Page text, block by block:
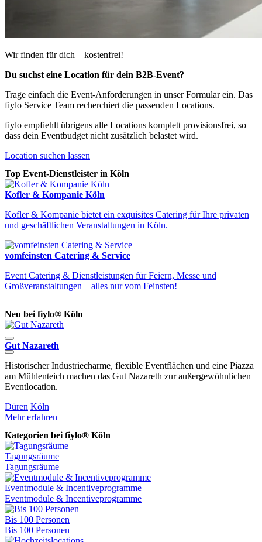
Wir finden für dich – kostenfrei!
Du suchst eine Location für dein B2B-Event?
Trage einfach die Event-Anforderungen in unser Formular ein. Das
fiylo Service Team recherchiert die passenden Locations.
fiylo empfiehlt übrigens alle Locations komplett provisionsfrei, so
dass dein Eventbudget nicht zusätzlich belastet wird.
Location suchen lassen
Top Event-Dienstleister in Köln
Kofler & Kompanie Köln
Kofler & Kompanie bietet ein exquisites Catering für Ihre privaten
und geschäftlichen Veranstaltungen in Köln.
vomfeinsten Catering & Service
Event Catering & Dienstleistungen für Feiern, Messe und
Großveranstaltungen – alles nur vom Feinsten!
Neu bei fiylo® Köln
Gut Nazareth
Historischer Industriecharme, flexible Eventflächen und eine Piazza
am Mühlenteich machen das Gut Nazareth zur außergewöhnlichen
Eventlocation.
Düren Köln
Mehr erfahren
Kategorien bei fiylo® Köln
Tagungsräume
Tagungsräume
Eventmodule & Incentiveprogramme
Eventmodule & Incentiveprogramme
Bis 100 Personen
Bis 100 Personen